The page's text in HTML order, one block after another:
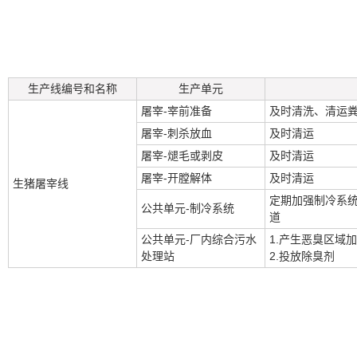
生产线编号和名称 生产单元
生猪屠宰线
屠宰-宰前准备
及时清洗、清运
屠宰-刺杀放血
及时清运
屠宰-煺毛或剥皮
及时清运
屠宰-开膛解体
及时清运
公共单元-制冷系统
定期加强制冷系
道
公共单元-厂内综合污水
处理站
1.产生恶臭区域
2.投放除臭剂